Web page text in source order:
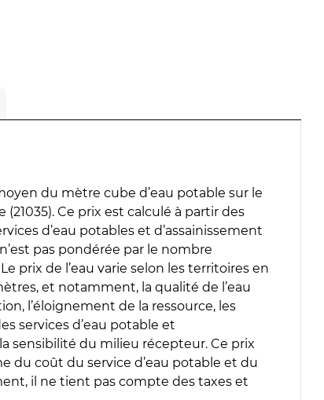
du mètre cube d’eau potable sur le
Ce prix est calculé à partir des
d’eau potables et d’assainissement
pas pondérée par le nombre
prix de l’eau varie selon les territoires en
et notamment, la qualité de l’eau
l’éloignement de la ressource, les
services d’eau potable et
sensibilité du milieu récepteur. Ce prix
du coût du service d’eau potable et du
il ne tient pas compte des taxes et